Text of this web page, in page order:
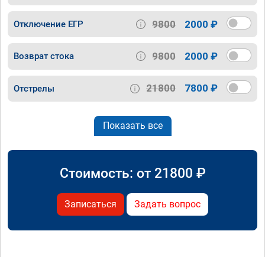
Отключение ЕГР 9800 2000 ₽
Возврат стока 9800 2000 ₽
Отстрелы 21800 7800 ₽
Показать все
Стоимость: от 21800 ₽
Записаться Задать вопрос